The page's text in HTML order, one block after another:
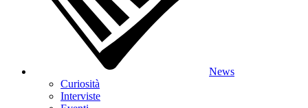
News
Curiosità
Interviste